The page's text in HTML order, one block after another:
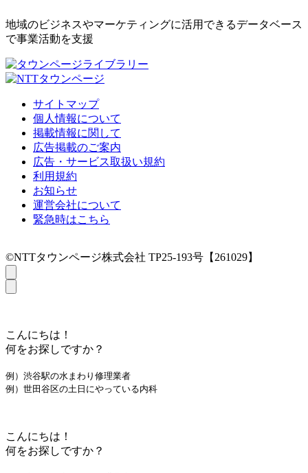
地域のビジネスやマーケティングに活用できるデータベース
で事業活動を支援
サイトマップ
個人情報について
掲載情報に関して
広告掲載のご案内
広告・サービス取扱い規約
利用規約
お知らせ
運営会社について
緊急時はこちら
©NTTタウンページ株式会社 TP25-193号【261029】
こんにちは！
何をお探しですか？
例）渋谷駅の水まわり修理業者
例）世田谷区の土日にやっている内科
こんにちは！
何をお探しですか？